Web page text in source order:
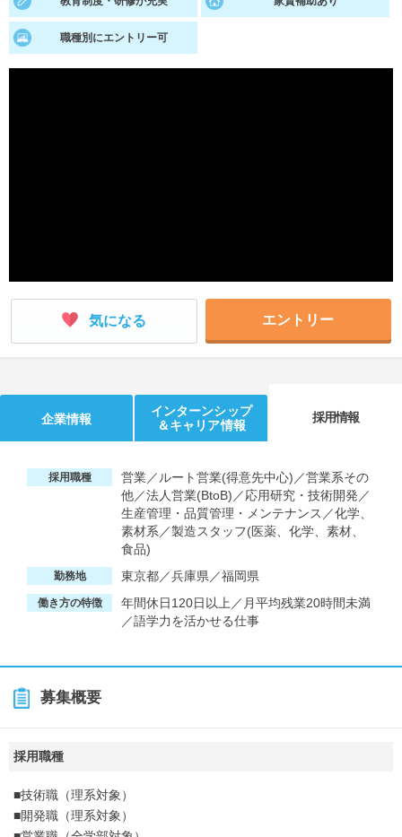
就活ニュースペーパー
就活時事ニュースを更新
よくある質問
職種別にエントリー可
気になる エントリー
企業情報
インターンシップ
＆キャリア情報
採用情報
採用職種
営業／ルート営業(得意先中心)／営業系その
他／法人営業(BtoB)／応用研究・技術開発／
生産管理・品質管理・メンテナンス／化学、
素材系／製造スタッフ(医薬、化学、素材、
食品)
勤務地 東京都／兵庫県／福岡県
働き方の特徴
年間休日120日以上／月平均残業20時間未満
／語学力を活かせる仕事
募集概要
採用職種
■技術職（理系対象）
■開発職（理系対象）